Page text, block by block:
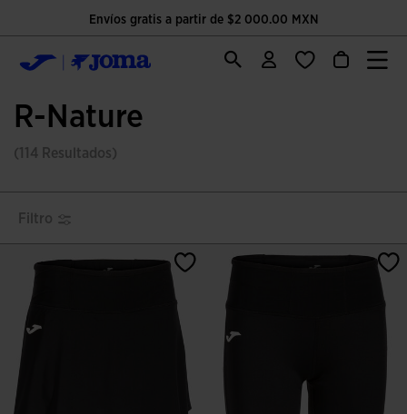
Envíos gratis a partir de $2 000.00 MXN
R-Nature
(114 Resultados)
Filtro